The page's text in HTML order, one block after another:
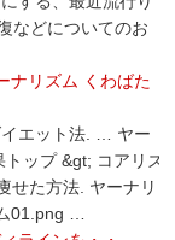
などについてのお
ナリズム くわばた
エット法. … ヤー
ップ &gt; コアリズ
せた方法. ヤーナリ
01.png …